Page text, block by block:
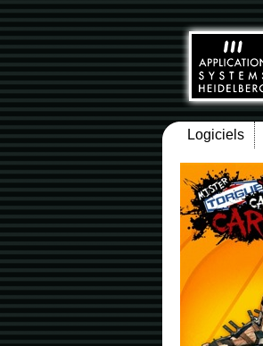
Logiciels